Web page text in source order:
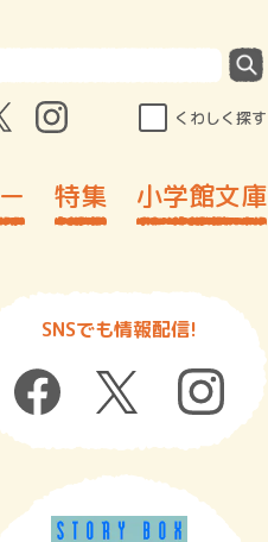
くわしく探す
特集 小学館文庫
SNSでも情報配信!